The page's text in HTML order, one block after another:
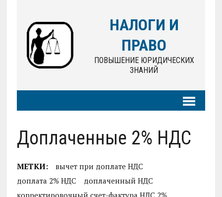
НАЛОГИ И
ПРАВО
ПОВЫШЕНИЕ ЮРИДИЧЕСКИХ
ЗНАНИЙ
Доплаченные 2% НДС
МЕТКИ:
вычет при доплате НДС
доплата 2% НДС
доплаченный НДС
корректировочный счет-фактура НДС 2%